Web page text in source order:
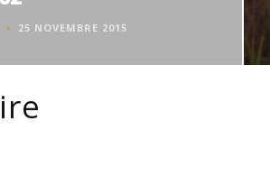
25 NOVEMBRE 2015